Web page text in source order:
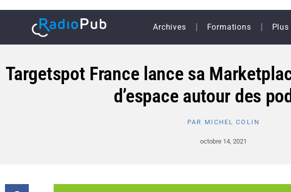
Archives Formations
Targetspot France lance sa
d’espace autour des
PAR MICHEL COLIN
octobre 14, 2021